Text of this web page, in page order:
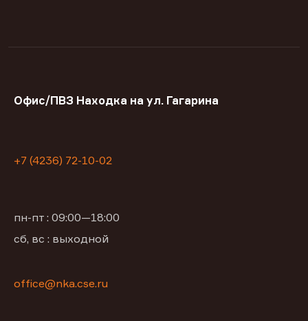
Офис/ПВЗ Находка на ул. Гагарина
+7 (4236) 72-10-02
пн-пт : 09:00—18:00
сб, вс : выходной
office@nka.cse.ru